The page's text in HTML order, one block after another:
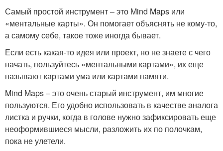
Самый простой инструмент – это Mind Maps или
«ментальные карты». Он помогает объяснять не кому-то,
а самому себе, такое тоже иногда бывает.
Если есть какая-то идея или проект, но не знаете с чего
начать, пользуйтесь «ментальными картами», их еще
называют картами ума или картами памяти.
Mind Maps – это очень старый инструмент, им многие
пользуются. Его удобно использовать в качестве аналога
листка и ручки, когда в голове нужно зафиксировать еще
неоформившиеся мысли, разложить их по полочкам,
пока не улетели.